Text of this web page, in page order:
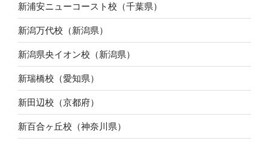
新浦安ニューコースト校（千葉県）
新潟万代校（新潟県）
新潟県央イオン校（新潟県）
新瑞橋校（愛知県）
新田辺校（京都府）
新百合ヶ丘校（神奈川県）